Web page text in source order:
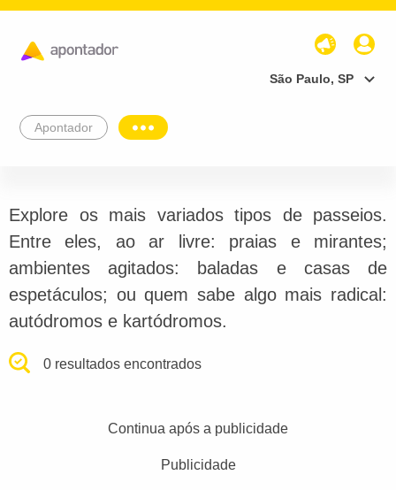
São Paulo, SP
Apontador
Explore os mais variados tipos de passeios.
Entre eles, ao ar livre: praias e mirantes;
ambientes agitados: baladas e casas de
espetáculos; ou quem sabe algo mais radical:
autódromos e kartódromos.
0 resultados encontrados
Continua após a publicidade
Publicidade